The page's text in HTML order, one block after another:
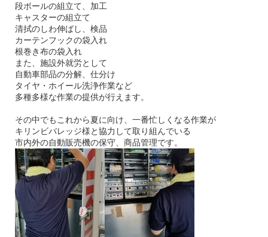
段ボールの組立て、加工
キャスターの組立て
清拭のしわ伸ばし、検品
カーテンフックの袋入れ
根巻き布の袋入れ
また、施設外就労として
自動車部品の分解、仕分け
タイヤ・ホイール洗浄作業など
多種多様な作業の提供が行えます。
その中でもこれから夏に向け、一番忙しくなる作業が
キリンビバレッジ様と協力して取り組んでいる
市内外の自動販売機の保守、商品管理です。